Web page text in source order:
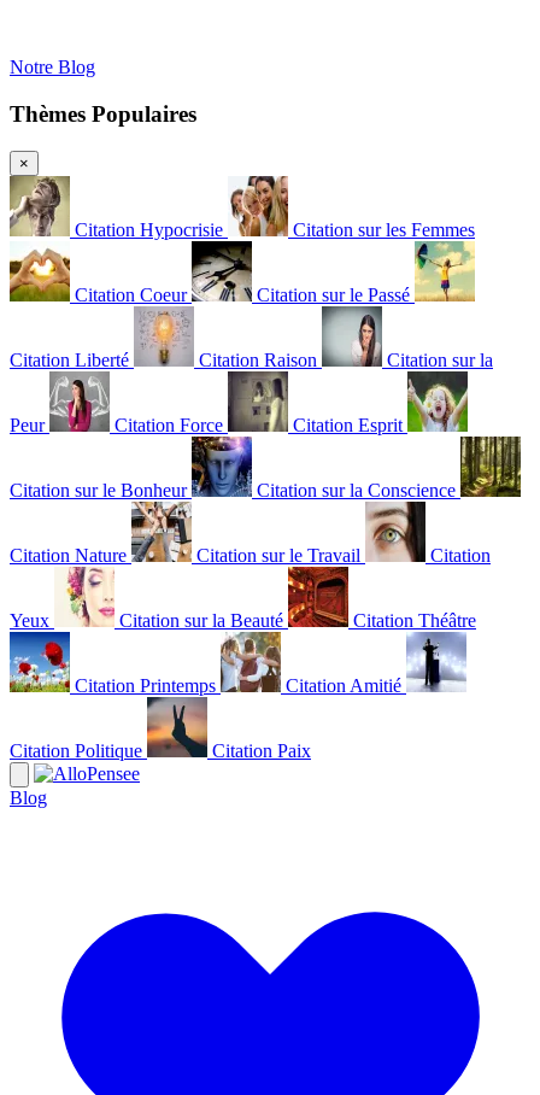
Notre Blog
Thèmes Populaires
×
Citation Hypocrisie Citation sur les Femmes
Citation Coeur Citation sur le Passé
Citation Liberté Citation Raison Citation sur la
Peur Citation Force Citation Esprit
Citation sur le Bonheur Citation sur la Conscience
Citation Nature Citation sur le Travail Citation
Yeux Citation sur la Beauté Citation Théâtre
Citation Printemps Citation Amitié
Citation Politique Citation Paix
Blog